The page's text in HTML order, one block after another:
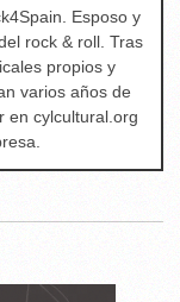
Esposo y
rock & roll. Tras
propios y
varios años de
en cylcultural.org